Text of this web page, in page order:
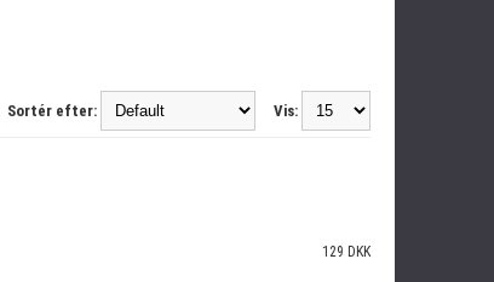
Vis:
Sortér efter:
129 DKK